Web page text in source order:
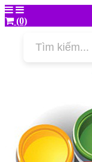
(0)